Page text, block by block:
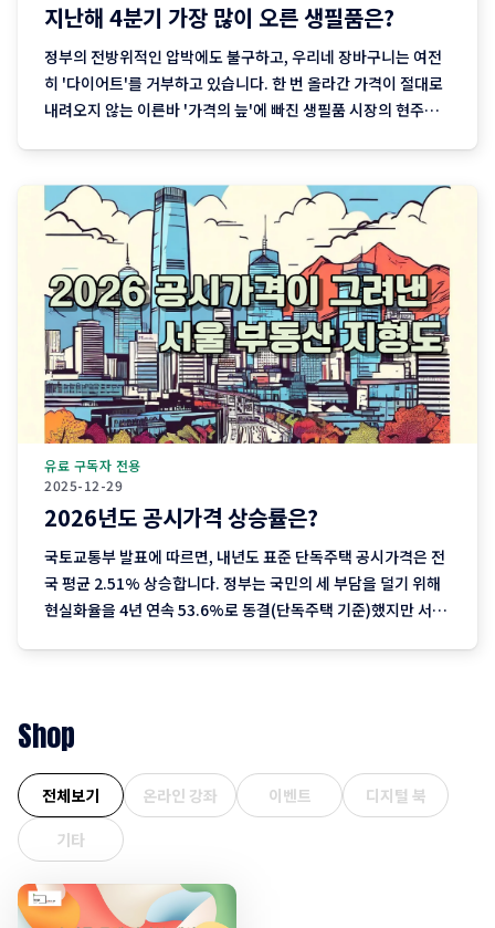
지난해 4분기 가장 많이 오른 생필품은?
정부의 전방위적인 압박에도 불구하고, 우리네 장바구니는 여전
히 '다이어트'를 거부하고 있습니다. 한 번 올라간 가격이 절대로
내려오지 않는 이른바 '가격의 늪'에 빠진 생필품 시장의 현주소
와 달걀 한 판을 집어 든 당신, 결제창에
2025-12-29
유료 구독자 전용
2026년도 공시가격 상승률은?
국토교통부 발표에 따르면, 내년도 표준 단독주택 공시가격은 전
국 평균 2.51% 상승합니다. 정부는 국민의 세 부담을 덜기 위해
현실화율을 4년 연속 53.6%로 동결(단독주택 기준)했지만 서울
Shop
전체보기 온라인 강좌 이벤트
디지털 북
기타